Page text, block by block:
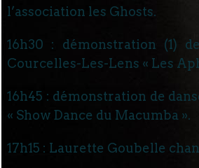
l’association les Ghosts.
16h30 : démonstration (1)
Courcelles-Les-Lens « Les
16h45 : démonstration de
« Show Dance du Macumba ».
17h15 : Laurette Goubelle